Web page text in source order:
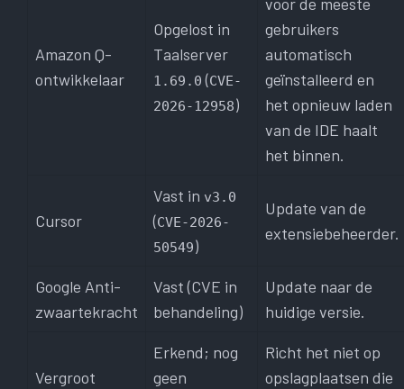
Amazon Q-
ontwikkelaar
Opgelost in
Taalserver
1.69.0 (CVE-
2026-12958)
gebruikers
automatisch
geïnstalleerd en
het opnieuw laden
van de IDE haalt
het binnen.
Cursor
Vast in v3.0
(CVE-2026-
50549)
Update van de
extensiebeheerder.
Google Anti-
zwaartekracht
Vast (CVE in
behandeling)
Update naar de
huidige versie.
Vergroot
Erkend; nog
geen
Richt het niet op
opslagplaatsen die